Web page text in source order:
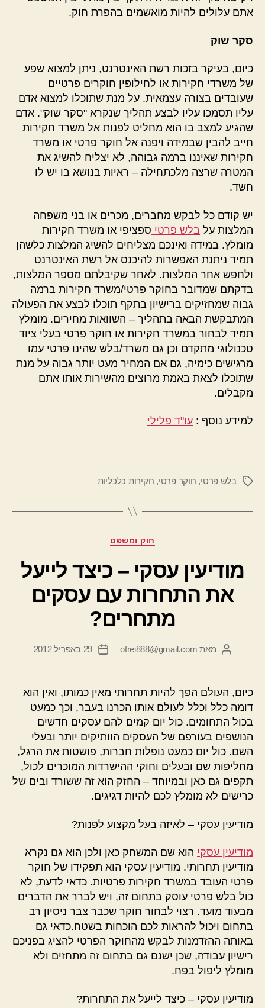
אתם עלולים להיות מואשמים בהפרת חוק.
סקר שוק
כיום, בעיקר בזכות רשת האינטרנט, ניתן למצוא שפע
של משרדי חקירות או לחילופין חוקרים פרטיים
שעובדים בצורה עצמאית. על מנת שתוכלו למצוא אדם
עליו תסמכו עליו לבצע תהליך שנקרא "סקר שוק". אדם
שהגיע למצב בו הוא מחליט לפנות אל משרד חקירות
חייב להבין שבמידה ויפנה אל חוקר פרטי או משרד
חקירות שאיננו ברמה גבוהה, לא יצליח להשיג את
המטרה שרצה מלכתחילה – ראיות בנושא בו יש לו
חשד.
יש קודם כל לבקש מחברים, מכרים או בני משפחה
המלצות על בלש פרטי ספציפי או משרד חקירות
מומלץ. במידה ואינכם מצליחים להשיג המלצות כלשהן
תמיד ניתנת האפשרות להיכנס אל רשת האינטרנט
ולחפש אחר המלצות. לאחר שקיבלתם מספר המלצות,
בדקתם שמדובר בחוקר פרטי/משרד חקירות ברמה
גבוה שמחזיקים ברישיון בתקף תוכלו לבצע את הפעולה
המתבקשת הבאה בתהליך – השוואות מחירים. מומלץ
תמיד לבחור במשרד חקירות או חוקר פרטי בעלי ציוד
טכנולוגי מתקדם וכן גם משרד/בלש שהינו פרטי עמו
מרגישים כימיה, גם אם המחיר מעט יותר גבוה על מנת
שתוכלו לצאת באמת מרוצים מהשירות אותו אתם
מקבלים.
למידע נוסף : עו"ד פלילי
תגיותבלש פרטי, חוקר פרטי, חקירות כלכליות
קטגוריות
חוק ומשפט
מודיעין עסקי – כיצד לייעל
את התחרות עם עסקים
מתחרים?
המחבר
מאת ofrei888@gmail.com
תאריך
29 באפריל 2012
כיום, העולם הפך להיות תחרותי מאין כמותו, ואין הוא
דומה כלל וכלל לעולם אותו הכרנו בעבר, וכך כמעט
בכול התחומים. כול יום קמים להם עסקים חדשים
הנושפים בעורפם של העסקים הוותיקים יותר ובעלי
השם. כול יום כמעט נופלות חברות, פושטות את הרגל,
מחליפות שם ובעלים וחוקי ההישרדות המוכרים לכול,
תקפים גם כאן ובמיוחד – החזק הוא זה ששורד ובים של
כרישים לא מומלץ לכם להיות דגיגים.
מודיעין עסקי – לאיזה בעל מקצוע לפנות?
מודיעין עסקי הוא שם המשחק כאן ולכן הוא גם נקרא
מודיעין תחרותי. מודיעין עסקי הוא תפקידו של חוקר
פרטי העובד במשרד חקירות פרטיות. כדאי לדעת, לא
כול בלש פרטי עוסק בתחום זה, ויש לברר את הדברים
מבעוד מועד. רצוי לבחור חוקר שכבר צבר ניסיון רב
בתחום ויכול להראות לכם הוכחות בשטח.כדאי גם
באותה ההזדמנות לבקש מהחוקר הפרטי להציג בפניכם
רישיון עבודה, שכן ישנם גם בתחום זה מתחזים ולא
מומלץ ליפול בפח.
מודיעין עסקי – כיצד לייעל את התחרות?